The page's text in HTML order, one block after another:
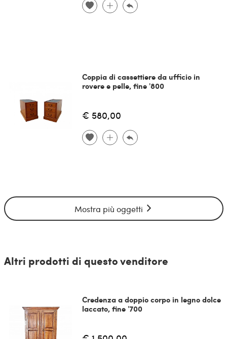
Coppia di cassettiere da ufficio in
rovere e pelle, fine '800
€ 580,00
Mostra più oggetti
Altri prodotti di questo venditore
Credenza a doppio corpo in legno dolce
laccato, fine '700